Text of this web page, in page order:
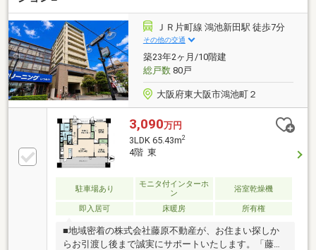
ぜひ一度ご見学くださいませ。■物件の詳細及び内覧
希望のお問い合わせにつきましては担当までお願いい
たします。（フリーコール ０１２０－１０９－２２
９）
ＪＲ片町線 鴻池新田駅 徒歩7分
その他の交通
築23年2ヶ月/10階建
総戸数80戸
大阪府東大阪市鴻池町２
3,090万円
3LDK 65.43m2
4階 東
駐車場あり
モニタ付インターホ
ン
浴室乾燥機
即入居可 床暖房 所有権
■地域密着の株式会社藤原不動産が、お住まい探しか
らお引渡し後まで誠実にサポートいたします。「藤原